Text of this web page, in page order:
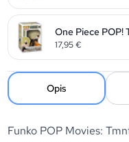
17,95€
Opis
Funko POP Movies: